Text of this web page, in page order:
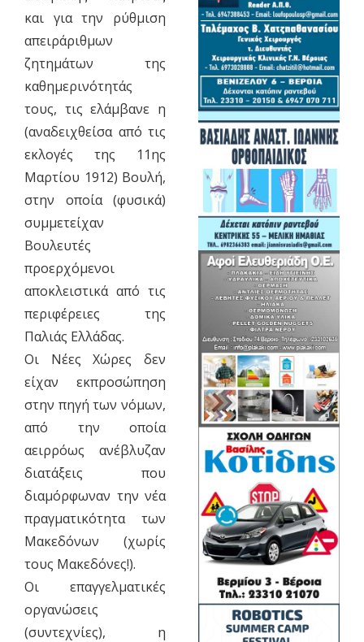
και για την ρύθμιση
απειράριθμων
ζητημάτων της
καθημερινότητάς
τους, τις ελάμβανε η
(αναδειχθείσα από τις
εκλογές της 11ης
Μαρτίου 1912) Βουλή,
στην οποία (φυσικά)
συμμετείχαν
Βουλευτές
προερχόμενοι
αποκλειστικά από τις
περιφέρειες της
Παλιάς Ελλάδας.
Οι Νέες Χώρες δεν
είχαν εκπροσώπηση
στην πηγή των νόμων,
από την οποία
αειρρόως ανέβλυζαν
διατάξεις που
διαμόρφωναν την νέα
πραγματικότητα των
Μακεδόνων (χωρίς
τους Μακεδόνες!).
Οι επαγγελματικές
οργανώσεις
(συντεχνίες), η